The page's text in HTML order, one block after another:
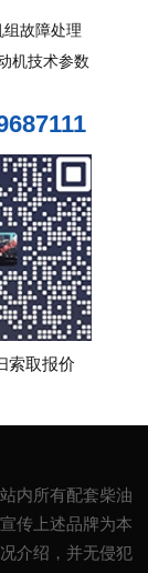
组故障处理
机技术参数
索取报价
内所有配套柴油
传上述品牌为本
介绍，并无侵犯